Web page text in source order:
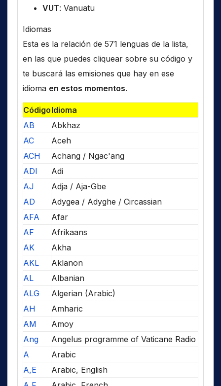
VUT: Vanuatu
Idiomas
Esta es la relación de 571 lenguas de la lista,
en las que puedes cliquear sobre su código y
te buscará las emisiones que hay en ese
idioma en estos momentos.
CódigoIdioma
AB
Abkhaz
AC
Aceh
ACH
Achang / Ngac'ang
ADI
Adi
AJ
Adja / Aja-Gbe
AD
Adygea / Adyghe / Circassian
AFA
Afar
AF
Afrikaans
AK
Akha
AKL
Aklanon
AL
Albanian
ALG
Algerian (Arabic)
AH
Amharic
AM
Amoy
Ang
Angelus programme of Vaticane Radio
A
Arabic
A,E
Arabic, English